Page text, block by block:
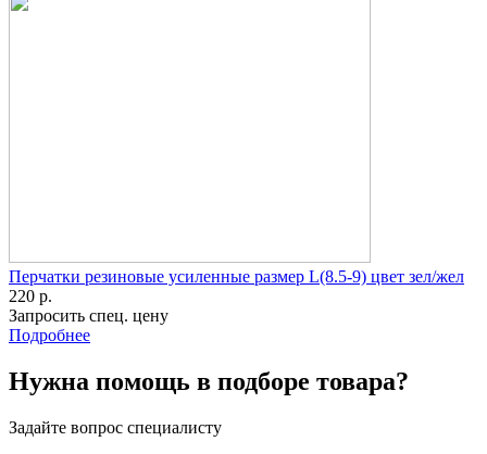
Перчатки резиновые усиленные размер L(8.5-9) цвет зел/жел
220 р.
Запросить спец. цену
Подробнее
Нужна помощь в подборе товара?
Задайте вопрос специалисту